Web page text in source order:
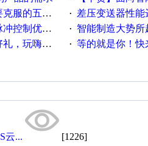
五个障碍 · 差压变送器性能达
制优缺点 · 智能制造大势所趋
玩嗨夏日！ · 等的就是你！快来
云... [1226]